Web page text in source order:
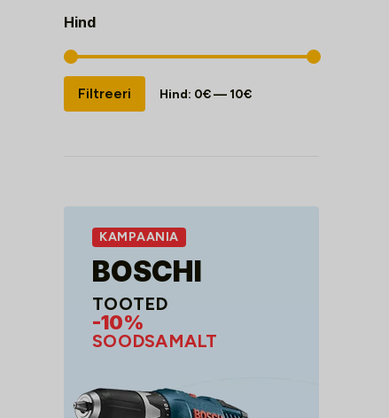
Hind
Minimaalne
hind
Maksimaalne
hind
Filtreeri Hind: 0€— 10€
KAMPAANIA
BOSCHI
TOOTED
-10%
SOODSAMALT